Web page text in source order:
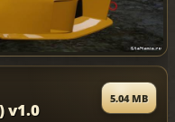
v1.0
5.04 MB